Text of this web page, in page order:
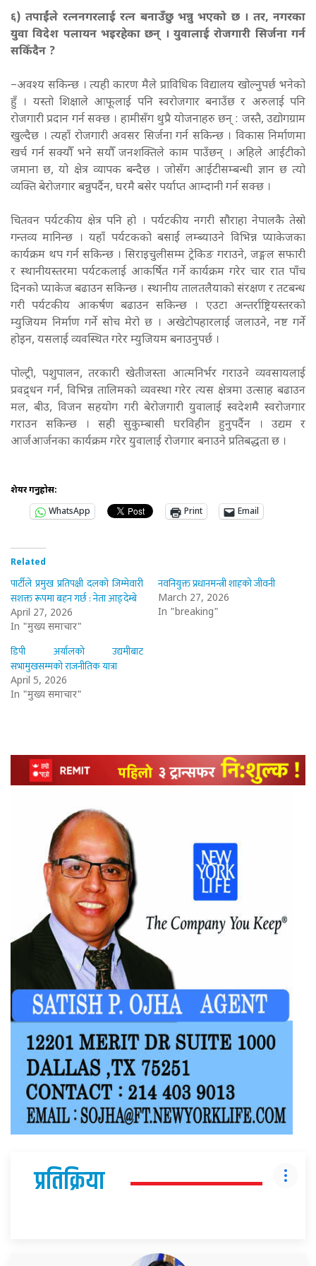
६) तपाईंले रत्ननगरलाई रत्न बनाउँछु भन्नु भएको छ । तर, नगरका
युवा विदेश पलायन भइरहेका छन् । युवालाई रोजगारी सिर्जना गर्न
सकिँदैन ?
–अवश्य सकिन्छ । त्यही कारण मैले प्राविधिक विद्यालय खोल्नुपर्छ भनेको
हुँ । यस्तो शिक्षाले आफूलाई पनि स्वरोजगार बनाउँछ र अरुलाई पनि
रोजगारी प्रदान गर्न सक्छ । हामीसँग थुप्रै योजनाहरु छन् : जस्तै, उद्योगग्राम
खुल्दैछ । त्यहाँ रोजगारी अवसर सिर्जना गर्न सकिन्छ । विकास निर्माणमा
खर्च गर्न सक्यौँ भने सयौँ जनशक्तिले काम पाउँछन् । अहिले आईटीको
जमाना छ, यो क्षेत्र व्यापक बन्दैछ । जोसँग आईटीसम्बन्धी ज्ञान छ त्यो
व्यक्ति बेरोजगार बन्नुपर्दैन, घरमै बसेर पर्याप्त आम्दानी गर्न सक्छ ।
चितवन पर्यटकीय क्षेत्र पनि हो । पर्यटकीय नगरी सौराहा नेपालकै तेस्रो
गन्तव्य मानिन्छ । यहाँ पर्यटकको बसाईं लम्ब्याउने विभिन्न प्याकेजका
कार्यक्रम थप गर्न सकिन्छ । सिराइचुलीसम्म ट्रेकिङ गराउने, जङ्गल सफारी
र स्थानीयस्तरमा पर्यटकलाई आकर्षित गर्ने कार्यक्रम गरेर चार रात पाँच
दिनको प्याकेज बढाउन सकिन्छ । स्थानीय तालतलैयाको संरक्षण र तटबन्ध
गरी पर्यटकीय आकर्षण बढाउन सकिन्छ । एउटा अन्तर्राष्ट्रियस्तरको
म्युजियम निर्माण गर्ने सोच मेरो छ । अखेटोपहारलाई जलाउने, नष्ट गर्ने
होइन, यसलाई व्यवस्थित गरेर म्युजियम बनाउनुपर्छ ।
पोल्ट्री, पशुपालन, तरकारी खेतीजस्ता आत्मनिर्भर गराउने व्यवसायलाई
प्रवद्र्धन गर्न, विभिन्न तालिमको व्यवस्था गरेर त्यस क्षेत्रमा उत्साह बढाउन
मल, बीउ, विजन सहयोग गरी बेरोजगारी युवालाई स्वदेशमै स्वरोजगार
गराउन सकिन्छ । सही सुकुम्बासी घरविहीन हुनुपर्दैन । उद्यम र
आर्जआर्जनका कार्यक्रम गरेर युवालाई रोजगार बनाउने प्रतिबद्धता छ ।
शेयर गर्नुहोस:
WhatsApp
Print Email
Related
पार्टीले प्रमुख प्रतिपक्षी दलको जिम्मेवारी
सशक्त रूपमा बहन गर्छ : नेता आङ्देम्बे
April 27, 2026
In "मुख्य समाचार"
नवनियुक्त प्रधानमन्त्री शाहको जीवनी
March 27, 2026
In "breaking"
डिपी अर्यालको उद्यमीबाट
सभामुखसम्मको राजनीतिक यात्रा
April 5, 2026
In "मुख्य समाचार"
प्रतिक्रिया